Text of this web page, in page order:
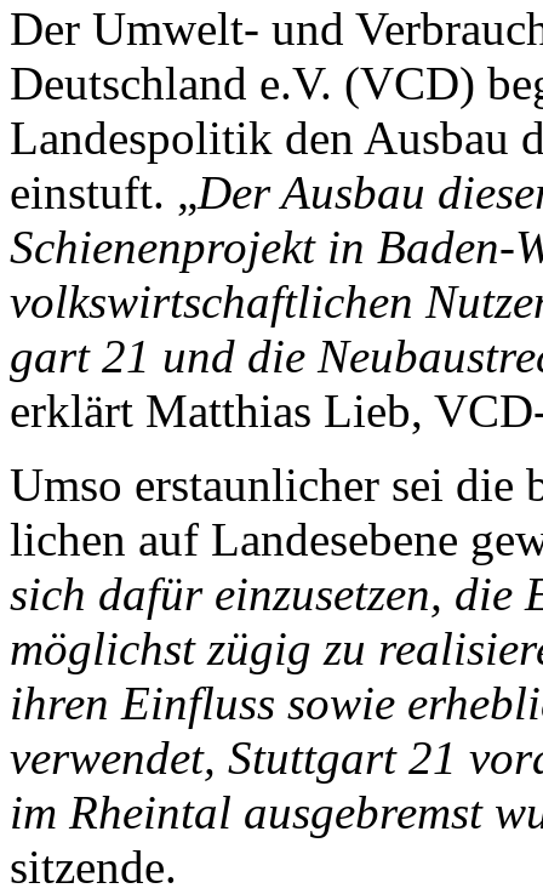
Der Umwelt- und
Deutschland e.V. (VCD)
Landespolitik den Ausbau
einstuft. „Der Ausbau
Schienenprojekt in Baden-
volkswirtschaftlichen
gart 21 und die
er­klärt Matthias Lieb,
Umso erstaunlicher sei
lichen auf Landesebene
sich dafür ein­zusetzen,
möglichst zügig zu
ihren Einfluss sowie
verwendet, Stuttgart 21
im Rheintal ausgebremst
sitzende.